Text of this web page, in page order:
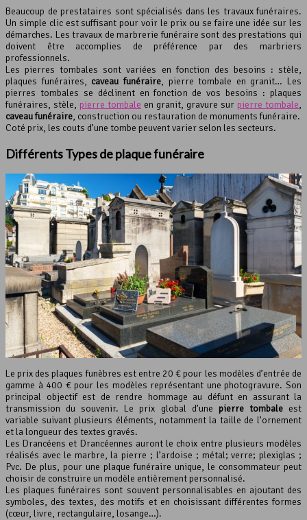
Beaucoup de prestataires sont spécialisés dans les travaux funéraires.
Un simple clic est suffisant pour voir le prix ou se faire une idée sur les
démarches. Les travaux de marbrerie funéraire sont des prestations qui
doivent être accomplies de préférence par des marbriers
professionnels.
Les pierres tombales sont variées en fonction des besoins : stèle,
plaques funéraires, caveau funéraire, pierre tombale en granit… Les
pierres tombales se déclinent en fonction de vos besoins : plaques
funéraires, stèle, pierre tombale en granit, gravure sur pierre tombale,
caveau funéraire, construction ou restauration de monuments funéraire.
Coté prix, les couts d’une tombe peuvent varier selon les secteurs.
Différents Types de plaque funéraire
Le prix des plaques funèbres est entre 20 € pour les modèles d’entrée de
gamme à 400 € pour les modèles représentant une photogravure. Son
principal objectif est de rendre hommage au défunt en assurant la
transmission du souvenir. Le prix global d’une pierre tombaleest
variable suivant plusieurs éléments, notamment la taille de l’ornement
et la longueur des textes gravés.
Les Drancéens et Drancéennes auront le choix entre plusieurs modèles
réalisés avec le marbre, la pierre ; l’ardoise ; métal; verre; plexiglas ;
Pvc. De plus, pour une plaque funéraire unique, le consommateur peut
choisir de construire un modèle entièrement personnalisé.
Les plaques funéraires sont souvent personnalisables en ajoutant des
symboles, des textes, des motifs et en choisissant différentes formes
(cœur, livre, rectangulaire, losange…).